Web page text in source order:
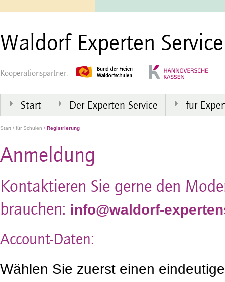
Waldorf Experten Service
Kooperationspartner:
Start Der Experten Service für
Start / für Schulen / Registrierung
Anmeldung
Kontaktieren Sie gerne den
brauchen: info@waldorf-
Account-Daten:
Wählen Sie zuerst einen